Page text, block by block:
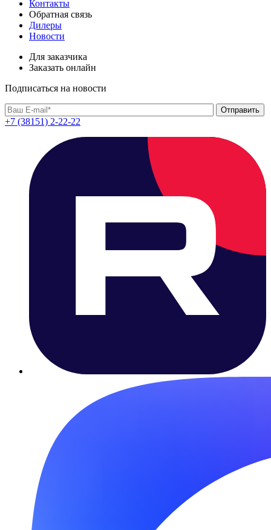
Контакты
Обратная связь
Дилеры
Новости
Для заказчика
Заказать онлайн
Подписаться на новости
+7 (38151) 2-22-22